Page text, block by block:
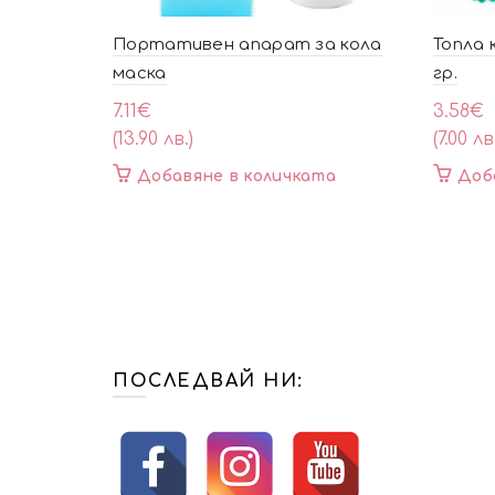
Портативен апарат за кола
маска
7.11€
(13.90 лв.)
Добавяне в количката
Топла
гр.
3.58€
(7.00
ПОСЛЕДВАЙ НИ: